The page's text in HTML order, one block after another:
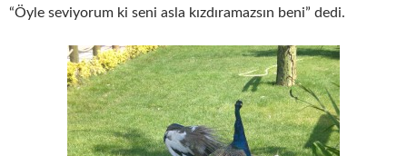
“Öyle seviyorum ki seni asla kızdıramazsın beni” dedi.